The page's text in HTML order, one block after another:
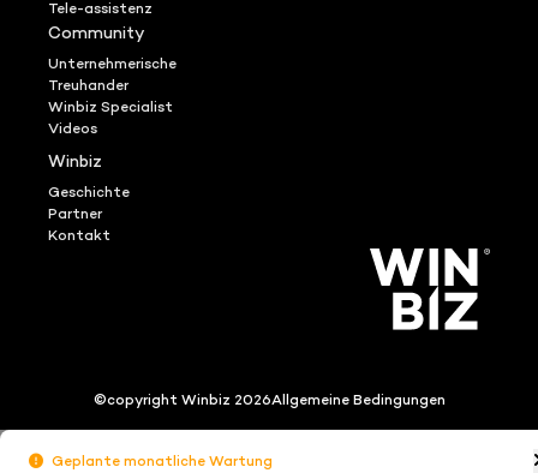
Tele-assistenz
Community
Unternehmerische
Treuhander
Winbiz Specialist
Videos
Winbiz
Geschichte
Partner
Kontakt
©copyright Winbiz 2026Allgemeine Bedingungen
Geplante monatliche Wartung